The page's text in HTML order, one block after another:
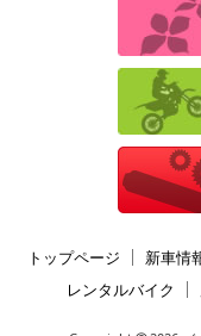
トップページ 新車情
レンタルバイク